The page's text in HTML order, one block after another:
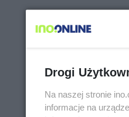
Drogi
Na naszej stronie
informacje na